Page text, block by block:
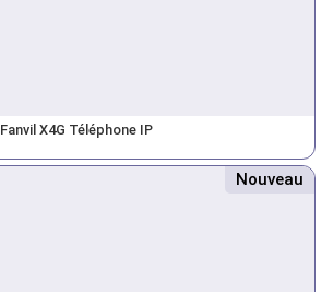
Fanvil X4G Téléphone IP
Nouveau